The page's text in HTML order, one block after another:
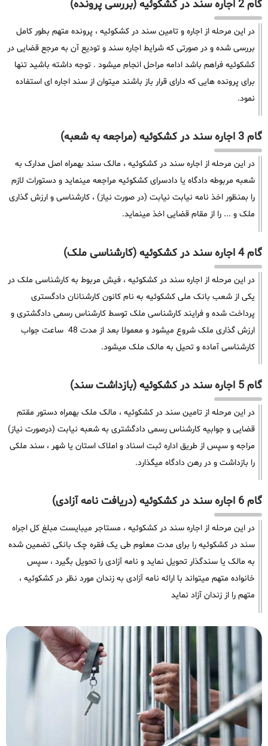
گام 2 اجاره سند در کشکوئیه (بررسی پرونده)
در این مرحله از اجاره و تامین سند در کشکوئیه ، پرونده متهم بطور کامل
بررسی شده و در صورتی که شرایط اجاره سند و تودیع آن به مرجع قضایی در
کشکوئیه فراهم باشد ادامه مراحل انجام میشود . توجه داشته باشید تنها
برای پرونده هایی که دارای قرار باز باشند میتوان از سند اجاره ای استفاده
نمود.
گام 3 اجاره سند در کشکوئیه (مراجعه به شعبه)
در این مرحله از اجاره سند در کشکوئیه ، مالک سند بهمراه اصل مدارک به
شعبه مربوطه دادگاه یا دادسرای کشکوئیه مراجعه مینماید و دستورات لازم
را بمنظور اخذ نامه نیابت نیابت (در صورت نیاز) ، کارشناسی و ارزش گذاری
ملک و ... را از مقام قضایی اخذ مینماید.
گام 4 اجاره سند در کشکوئیه (کارشناسی ملک)
در این مرحله از اجاره سند در کشکوئیه ، فیش مربوط به کارشناسی ملک در
یکی از شعب بانک ملی کشکوئیه به نام کانون کارشنانان دادگستری
پرداخت شده و فرایند کارشناسی ملک توسط کارشناس رسمی دادگشتری و
ارزش گذاری ملک شروع میشود و معمولا بعد از مدت 48 ساعت جواب
کارشناسی آماده و تحیل به مالک ملک میشود.
گام 5 اجاره سند در کشکوئیه (بازداشت سند)
در این مرحله از تامین سند در کشکوئیه ، مالک ملک بهمراه دستور مقتم
قضایی و جوابیه کارشناس رسمی دادگشتری به شعبه نیابت (درصورت نیاز)
مراجه و سپس از طریق اداره ثبت اسناد و املاک استان یا شهر ، سند ملکی
را بازداشت و در رهن دادگاه میگذارد.
گام 6 اجاره سند در کشکوئیه (دریافت نامه آزادی)
در این مرحله از اجاره سند در کشکوئیه ، مستاجر میبایست مبلغ کل اجراه
سند در کشکوئیه را برای مدت معلوم طی یک فقره چک بانکی تضمین شده
به مالک یا سندگذار تحویل نماید و نامه آزادی را تحویل بگیرد ، سپس
خانواده متهم میتواند با ارائه نامه آزادی به زندان مورد نظر در کشکوئیه ،
متهم را از زندان آزاد نماید